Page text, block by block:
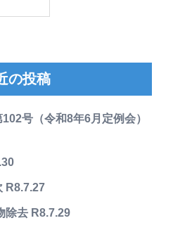
の投稿
号（令和8年6月定例会）
R8.7.27
除去 R8.7.29